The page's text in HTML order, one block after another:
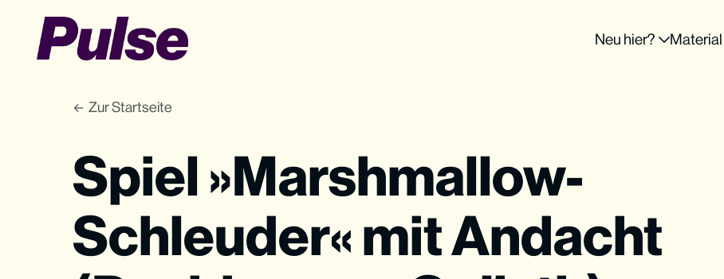
Neu hier? Material
Zur Startseite
Spiel »Marshmallow-
Schleuder« mit Andacht